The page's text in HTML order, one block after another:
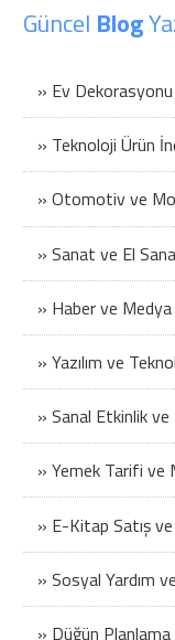
Güncel Blog
» Ev Dekorasyonu
» Teknoloji Ürün
» Otomotiv ve
» Sanat ve El
» Haber ve
» Yazılım ve
» Sanal Etkinlik
» Yemek Tarifi ve
» E-Kitap Satış ve
» Sosyal Yardım
» Düğün